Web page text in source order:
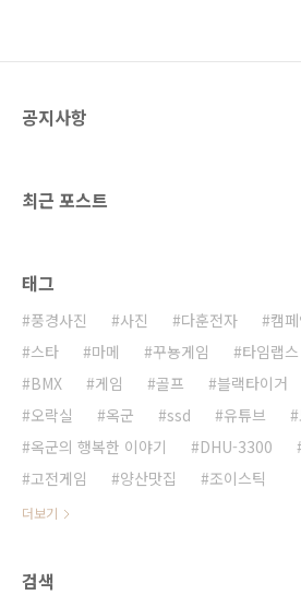
공지사항
최근 포스트
태그
풍경사진 사진 다훈전자 캠
스타
마메 꾸뇽게임 타임랩스
BMX
게임 골프 블랙타이거
오락실
옥군 ssd 유튜브
옥군의 행복한 이야기
DHU-3300
고전게임
양산맛집 조이스틱
더보기
검색